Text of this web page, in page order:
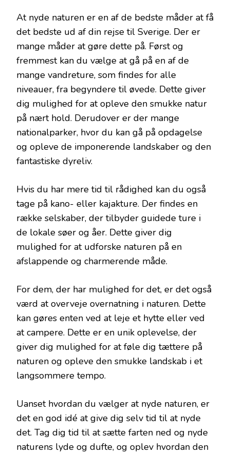
At nyde naturen er en af de bedste måder at få
det bedste ud af din rejse til Sverige. Der er
mange måder at gøre dette på. Først og
fremmest kan du vælge at gå på en af de
mange vandreture, som findes for alle
niveauer, fra begyndere til øvede. Dette giver
dig mulighed for at opleve den smukke natur
på nært hold. Derudover er der mange
nationalparker, hvor du kan gå på opdagelse
og opleve de imponerende landskaber og den
fantastiske dyreliv.
Hvis du har mere tid til rådighed kan du også
tage på kano- eller kajakture. Der findes en
række selskaber, der tilbyder guidede ture i
de lokale søer og åer. Dette giver dig
mulighed for at udforske naturen på en
afslappende og charmerende måde.
For dem, der har mulighed for det, er det også
værd at overveje overnatning i naturen. Dette
kan gøres enten ved at leje et hytte eller ved
at campere. Dette er en unik oplevelse, der
giver dig mulighed for at føle dig tættere på
naturen og opleve den smukke landskab i et
langsommere tempo.
Uanset hvordan du vælger at nyde naturen, er
det en god idé at give dig selv tid til at nyde
det. Tag dig tid til at sætte farten ned og nyde
naturens lyde og dufte, og oplev hvordan den